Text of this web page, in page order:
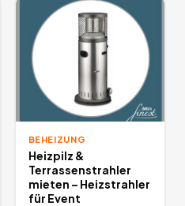
BEHEIZUNG
Heizpilz &
Terrassenstrahler
mieten – Heizstrahler
für Event